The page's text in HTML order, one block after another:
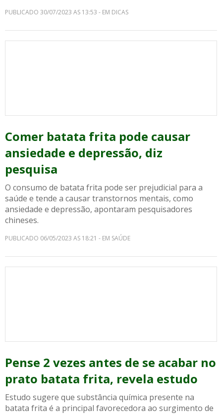
PUBLICADO 30/07/2023 AS 13:53 - EM DICAS
Comer batata frita pode causar
ansiedade e depressão, diz
pesquisa
O consumo de batata frita pode ser prejudicial para a
saúde e tende a causar transtornos mentais, como
ansiedade e depressão, apontaram pesquisadores
chineses.
PUBLICADO 06/05/2023 AS 18:21 - EM SAÚDE
Pense 2 vezes antes de se acabar no
prato batata frita, revela estudo
Estudo sugere que substância química presente na
batata frita é a principal favorecedora ao surgimento de